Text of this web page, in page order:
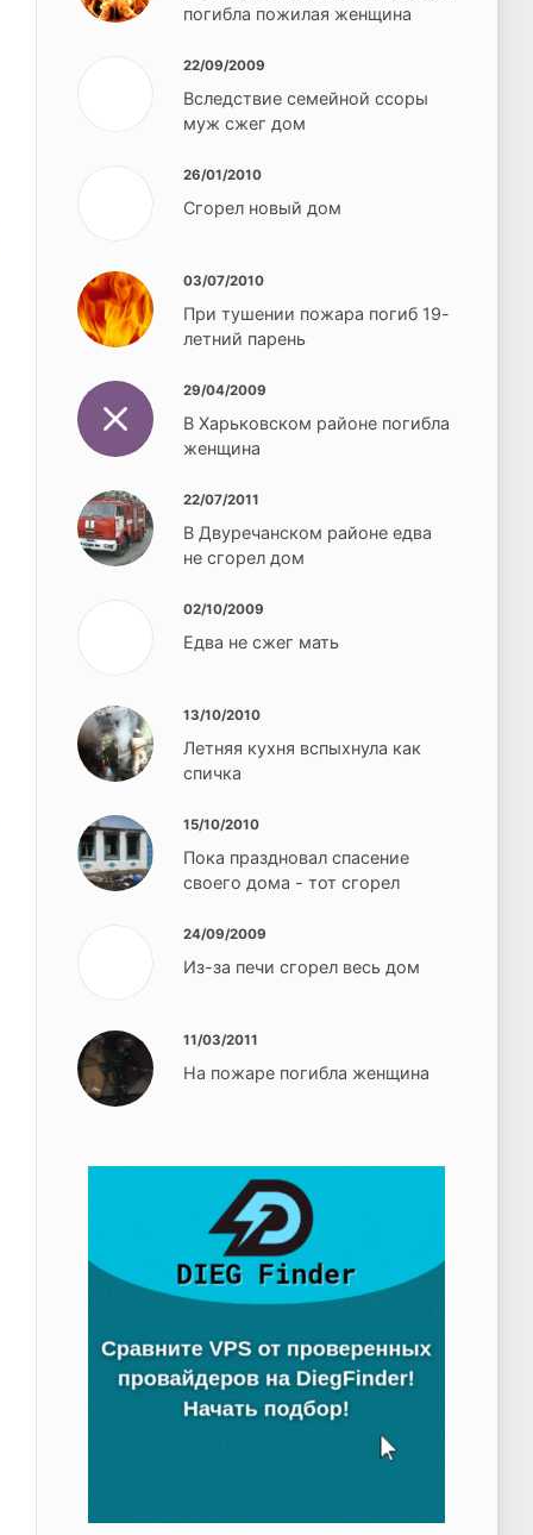
погибла пожилая женщина
22/09/2009
Вследствие семейной ссоры
муж сжег дом
26/01/2010
Сгорел новый дом
03/07/2010
При тушении пожара погиб 19-
летний парень
29/04/2009
В Харьковском районе погибла
женщина
22/07/2011
В Двуречанском районе едва
не сгорел дом
02/10/2009
Едва не сжег мать
13/10/2010
Летняя кухня вспыхнула как
спичка
15/10/2010
Пока праздновал спасение
своего дома - тот сгорел
24/09/2009
Из-за печи сгорел весь дом
11/03/2011
На пожаре погибла женщина